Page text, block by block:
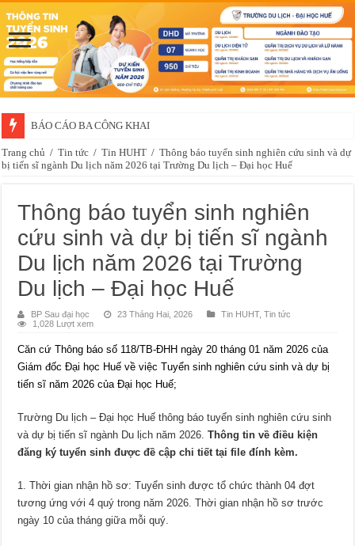
BÁO CÁO BA CÔNG KHAI
Trang chủ / Tin tức / Tin HUHT / Thông báo tuyển sinh nghiên cứu sinh và dự
bị tiến sĩ ngành Du lịch năm 2026 tại Trường Du lịch – Đại học Huế
Thông báo tuyển sinh nghiên
cứu sinh và dự bị tiến sĩ ngành
Du lịch năm 2026 tại Trường
Du lịch – Đại học Huế
BP Sau đại học 23 Tháng Hai, 2026 Tin HUHT,Tin tức
1,028 Lượt xem
Căn cứ Thông báo số 118/TB-ĐHH ngày 20 tháng 01 năm 2026 của
Giám đốc Đại học Huế về việc Tuyển sinh nghiên cứu sinh và dự bị
tiến sĩ năm 2026 của Đại học Huế;
Trường Du lịch – Đại học Huế thông báo tuyển sinh nghiên cứu sinh
và dự bị tiến sĩ ngành Du lịch năm 2026.Thông tin về điều kiện
đăng ký tuyển sinh được đề cập chi tiết tại file đính kèm.
1. Thời gian nhận hồ sơ:Tuyển sinh được tổ chức thành 04 đợt
tương ứng với 4 quý trong năm 2026. Thời gian nhận hồ sơ trước
ngày 10 của tháng giữa mỗi quý.